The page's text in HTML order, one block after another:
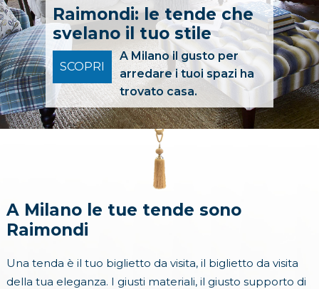
Raimondi: le tende che
svelano il tuo stile
SCOPRI
A Milano il gusto per
arredare i tuoi spazi ha
trovato casa.
A Milano le tue tende sono
Raimondi
Una tenda è il tuo biglietto da visita, il biglietto da visita
della tua eleganza. I giusti materiali, il giusto supporto di